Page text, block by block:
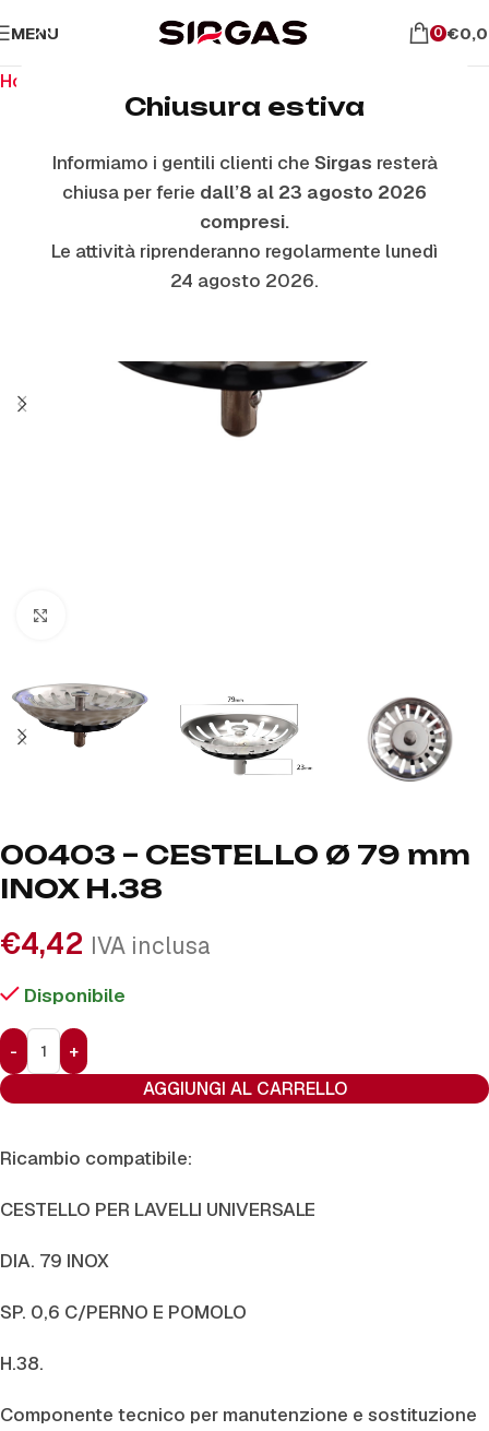
Chiusura estiva
Informiamo i gentili clienti che Sirgas resterà
chiusa per ferie dall’8 al 23 agosto 2026
compresi.
Le attività riprenderanno regolarmente lunedì
24 agosto 2026.
MENU 0 €
Home
00403 – CESTELLO Ø 79 mm
INOX H.38
€4,42 IVA inclusa
Disponibile
AGGIUNGI AL CARRELLO
Ricambio compatibile:
CESTELLO PER LAVELLI UNIVERSALE
DIA. 79 INOX
SP. 0,6 C/PERNO E POMOLO
H.38.
Componente tecnico per manutenzione e sostituzione